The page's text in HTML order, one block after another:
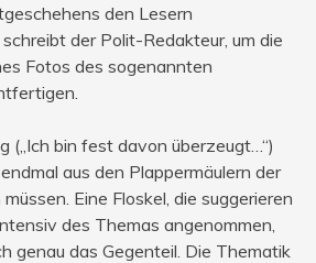
den Lesern
der Polit-Redakteur, um die
Fotos des sogenannten
(„Ich bin fest davon überzeugt…“)
aus den Plappermäulern der
Eine Floskel, die suggerieren
des Themas angenommen,
genau das Gegenteil. Die Thematik